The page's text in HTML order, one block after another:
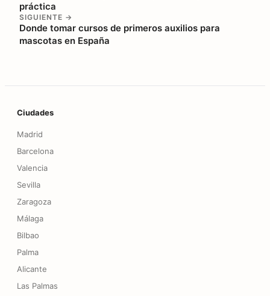
práctica
SIGUIENTE →
Donde tomar cursos de primeros auxilios para
mascotas en España
Pie de página
Ciudades
Madrid
Barcelona
Valencia
Sevilla
Zaragoza
Málaga
Bilbao
Palma
Alicante
Las Palmas